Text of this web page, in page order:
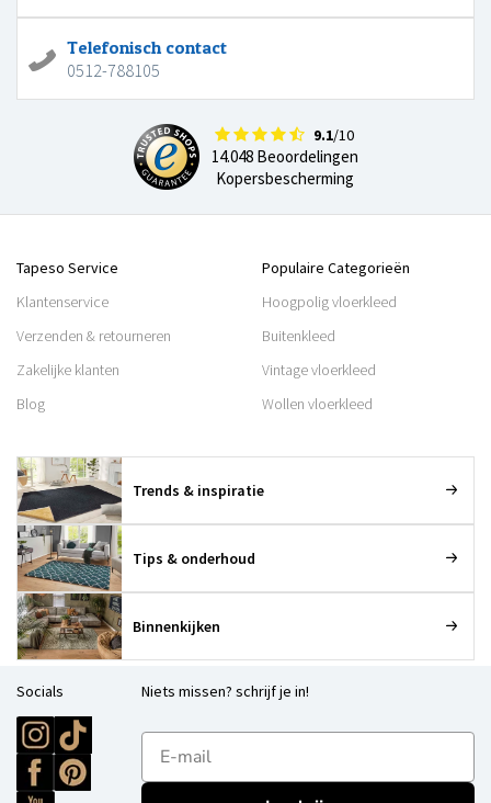
Telefonisch contact
0512-788105
9.1/10
14.048 Beoordelingen
Kopersbescherming
Tapeso Service
Klantenservice
Verzenden & retourneren
Zakelijke klanten
Blog
Populaire Categorieën
Hoogpolig vloerkleed
Buitenkleed
Vintage vloerkleed
Wollen vloerkleed
Trends & inspiratie
Tips & onderhoud
Binnenkijken
Socials Niets missen? schrijf je in!
E-mailadres